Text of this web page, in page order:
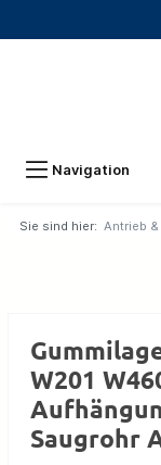
Navigation
Sie sind hier: Antrieb
W201
Saugrohr